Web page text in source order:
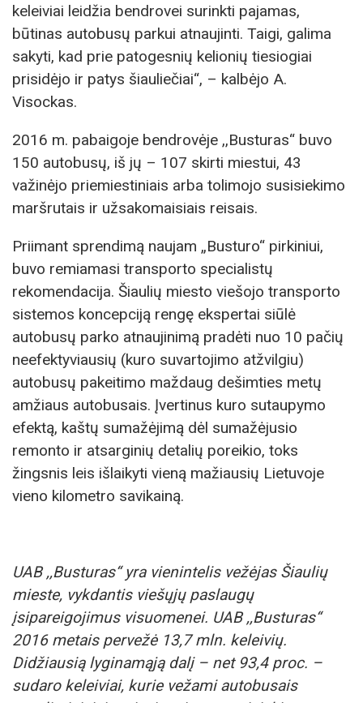
keleiviai leidžia bendrovei surinkti pajamas,
būtinas autobusų parkui atnaujinti. Taigi, galima
sakyti, kad prie patogesnių kelionių tiesiogiai
prisidėjo ir patys šiauliečiai“, – kalbėjo A.
Visockas.
2016 m. pabaigoje bendrovėje ,,Busturas“ buvo
150 autobusų, iš jų – 107 skirti miestui, 43
važinėjo priemiestiniais arba tolimojo susisiekimo
maršrutais ir užsakomaisiais reisais.
Priimant sprendimą naujam „Busturo“ pirkiniui,
buvo remiamasi transporto specialistų
rekomendacija. Šiaulių miesto viešojo transporto
sistemos koncepciją rengę ekspertai siūlė
autobusų parko atnaujinimą pradėti nuo 10 pačių
neefektyviausių (kuro suvartojimo atžvilgiu)
autobusų pakeitimo maždaug dešimties metų
amžiaus autobusais. Įvertinus kuro sutaupymo
efektą, kaštų sumažėjimą dėl sumažėjusio
remonto ir atsarginių detalių poreikio, toks
žingsnis leis išlaikyti vieną mažiausių Lietuvoje
vieno kilometro savikainą.
UAB ,,Busturas“ yra vienintelis vežėjas Šiaulių
mieste, vykdantis viešųjų paslaugų
įsipareigojimus visuomenei. UAB ,,Busturas“
2016 metais pervežė 13,7 mln. keleivių.
Didžiausią lyginamąją dalį – net 93,4 proc. –
sudaro keleiviai, kurie vežami autobusais